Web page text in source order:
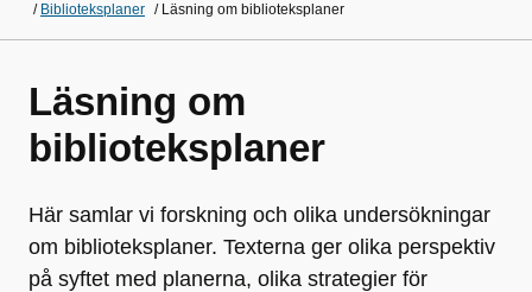
/ Biblioteksplaner / Läsning om biblioteksplaner
Läsning om
biblioteksplaner
Här samlar vi forskning och olika undersökningar
om biblioteksplaner. Texterna ger olika perspektiv
på syftet med planerna, olika strategier för